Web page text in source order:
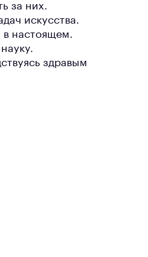
за них.
искусства.
в настоящем.
здравым